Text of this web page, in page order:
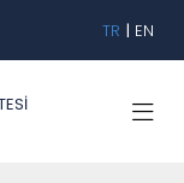
TR | EN